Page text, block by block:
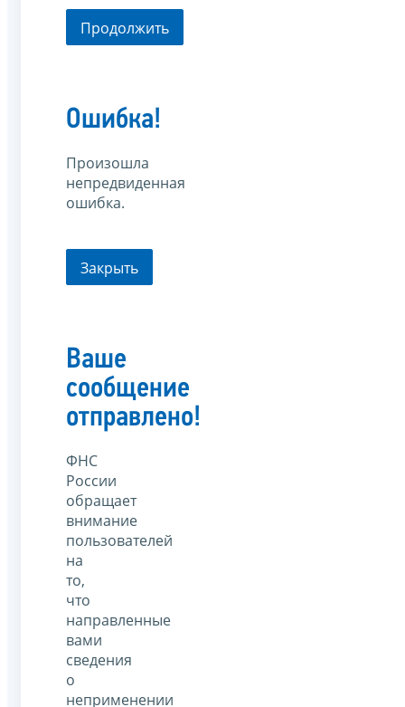
Продолжить
Ошибка!
Произошла
непредвиденная
ошибка.
Закрыть
Ваше
сообщение
отправлено!
ФНС
России
обращает
внимание
пользователей
на
то,
что
направленные
вами
сведения
о
неприменении